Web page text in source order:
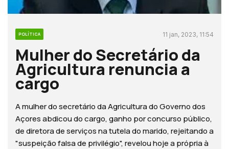
POLÍTICA 11 jan, 2023, 11:54
Mulher do Secretário da
Agricultura renuncia a
cargo
A mulher do secretário da Agricultura do Governo dos
Açores abdicou do cargo, ganho por concurso público,
de diretora de serviços na tutela do marido, rejeitando a
"suspeição falsa de privilégio", revelou hoje a própria à